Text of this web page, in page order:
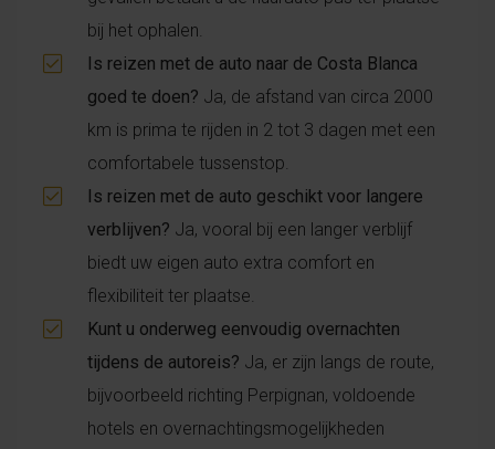
bij het ophalen.
Is reizen met de auto naar de Costa Blanca
goed te doen? Ja, de afstand van circa 2000
km is prima te rijden in 2 tot 3 dagen met een
comfortabele tussenstop.
Is reizen met de auto geschikt voor langere
verblijven? Ja, vooral bij een langer verblijf
biedt uw eigen auto extra comfort en
flexibiliteit ter plaatse.
Kunt u onderweg eenvoudig overnachten
tijdens de autoreis? Ja, er zijn langs de route,
bijvoorbeeld richting Perpignan, voldoende
hotels en overnachtingsmogelijkheden